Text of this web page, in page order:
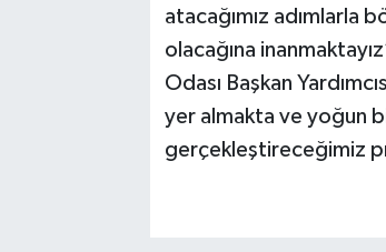
atacağımız adımlarla
olacağına
Odası Başkan
yer almakta ve yoğun
gerçekleştireceğimiz